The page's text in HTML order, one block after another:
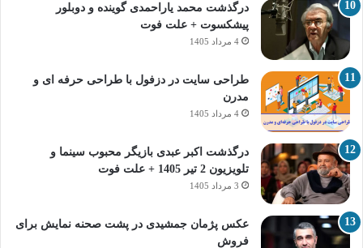
درگذشت محمد یاراحمدی گوینده و دوبلور
پیشکسوت + علت فوت
4 مرداد 1405
طراحی سایت در دزفول با طراحی حرفه‌ ای و
مدرن
4 مرداد 1405
درگذشت اکبر عبدی بازیگر محبوب سینما و
تلویزیون 2 تیر 1405 + علت فوت
3 مرداد 1405
عکس پژمان جمشیدی در پشت صحنه نمایش برای
فروش